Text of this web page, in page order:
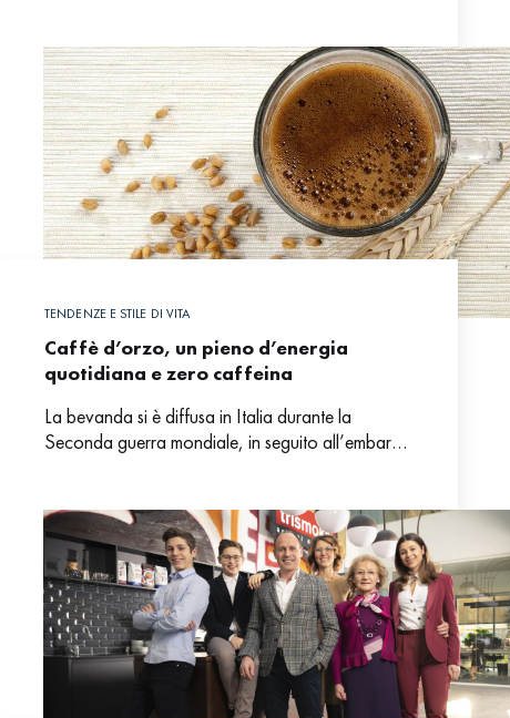
TENDENZE E STILE DI VITA
Caffè d’orzo, un pieno d’energia
quotidiana e zero caffeina
La bevanda si è diffusa in Italia durante la
Seconda guerra mondiale, in seguito all’embargo